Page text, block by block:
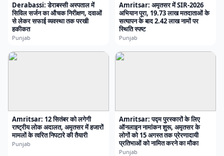
Derabassi: डेराबस्सी अस्पताल में
सिविल सर्जन का औचक निरीक्षण, दवाओं
से लेकर सफाई व्यवस्था तक परखी
हकीकत
Punjab
Amritsar: अमृतसर में SIR-2026
अभियान पूरा, 19.73 लाख मतदाताओं के
सत्यापन के बाद 2.42 लाख नामों पर
स्थिति स्पष्ट
Punjab
Amritsar: 12 सितंबर को लगेगी
राष्ट्रीय लोक अदालत, अमृतसर में हजारों
मामलों के त्वरित निपटारे की तैयारी
Punjab
Amritsar: पद्म पुरस्कारों के लिए
ऑनलाइन नामांकन शुरू, अमृतसर के
लोगों को 15 अगस्त तक प्रेरणादायी
प्रतिभाओं को नामित करने का मौका
Punjab